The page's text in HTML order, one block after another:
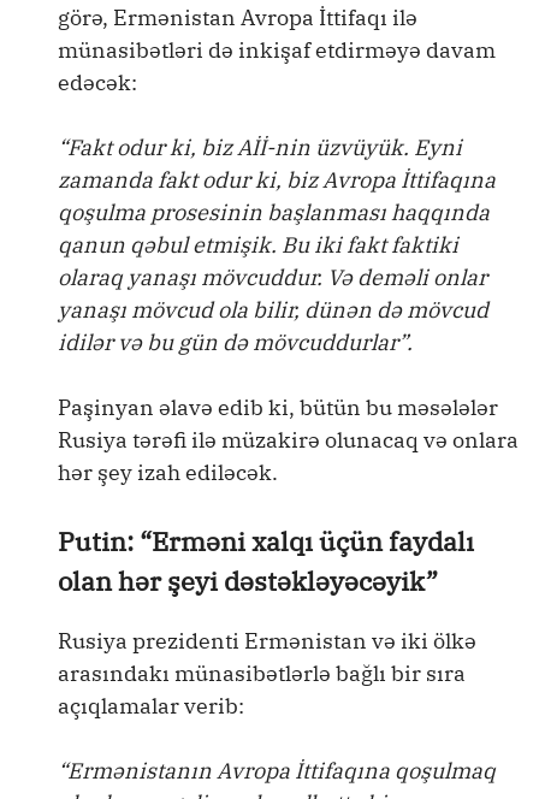
görə, Ermənistan Avropa İttifaqı ilə
münasibətləri də inkişaf etdirməyə davam
edəcək:
“Fakt odur ki, biz Aİİ-nin üzvüyük. Eyni
zamanda fakt odur ki, biz Avropa İttifaqına
qoşulma prosesinin başlanması haqqında
qanun qəbul etmişik. Bu iki fakt faktiki
olaraq yanaşı mövcuddur. Və deməli onlar
yanaşı mövcud ola bilir, dünən də mövcud
idilər və bu gün də mövcuddurlar”.
Paşinyan əlavə edib ki, bütün bu məsələlər
Rusiya tərəfi ilə müzakirə olunacaq və onlara
hər şey izah ediləcək.
Putin: “Erməni xalqı üçün faydalı
olan hər şeyi dəstəkləyəcəyik”
Rusiya prezidenti Ermənistan və iki ölkə
arasındakı münasibətlərlə bağlı bir sıra
açıqlamalar verib:
“Ermənistanın Avropa İttifaqına qoşulmaq